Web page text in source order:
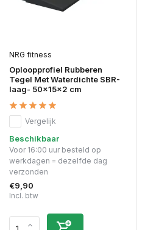
NRG fitness
Oploopprofiel Rubberen
Tegel Met Waterdichte SBR-
laag- 50x15x2 cm
Vergelijk
Beschikbaar
Voor 16:00 uur besteld op
werkdagen = dezelfde dag
verzonden
€9,90
Incl. btw